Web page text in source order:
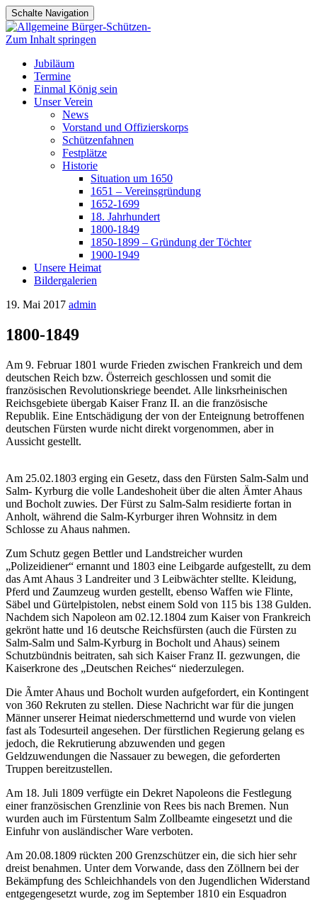
Schalte Navigation
Zum Inhalt springen
Jubiläum
Termine
Einmal König sein
Unser Verein
News
Vorstand und Offizierskorps
Schützenfahnen
Festplätze
Historie
Situation um 1650
1651 – Vereinsgründung
1652-1699
18. Jahrhundert
1800-1849
1850-1899 – Gründung der Töchter
1900-1949
Unsere Heimat
Bildergalerien
19. Mai 2017 admin
1800-1849
Am 9. Februar 1801 wurde Frieden zwischen Frankreich und dem
deutschen Reich bzw. Österreich geschlossen und somit die
französischen Revolutionskriege beendet. Alle linksrheinischen
Reichsgebiete übergab Kaiser Franz II. an die französische
Republik. Eine Entschädigung der von der Enteignung betroffenen
deutschen Fürsten wurde nicht direkt vorgenommen, aber in
Aussicht gestellt.
Am 25.02.1803 erging ein Gesetz, dass den Fürsten Salm-Salm und
Salm- Kyrburg die volle Landeshoheit über die alten Ämter Ahaus
und Bocholt zuwies. Der Fürst zu Salm-Salm residierte fortan in
Anholt, während die Salm-Kyrburger ihren Wohnsitz in dem
Schlosse zu Ahaus nahmen.
Zum Schutz gegen Bettler und Landstreicher wurden
„Polizeidiener“ ernannt und 1803 eine Leibgarde aufgestellt, zu dem
das Amt Ahaus 3 Landreiter und 3 Leibwächter stellte. Kleidung,
Pferd und Zaumzeug wurden gestellt, ebenso Waffen wie Flinte,
Säbel und Gürtelpistolen, nebst einem Sold von 115 bis 138 Gulden.
Nachdem sich Napoleon am 02.12.1804 zum Kaiser von Frankreich
gekrönt hatte und 16 deutsche Reichsfürsten (auch die Fürsten zu
Salm-Salm und Salm-Kyrburg in Bocholt und Ahaus) seinem
Schutzbündnis beitraten, sah sich Kaiser Franz II. gezwungen, die
Kaiserkrone des „Deutschen Reiches“ niederzulegen.
Die Ãmter Ahaus und Bocholt wurden aufgefordert, ein Kontingent
von 360 Rekruten zu stellen. Diese Nachricht war für die jungen
Männer unserer Heimat niederschmetternd und wurde von vielen
fast als Todesurteil angesehen. Der fürstlichen Regierung gelang es
jedoch, die Rekrutierung abzuwenden und gegen
Geldzuwendungen die Nassauer zu bewegen, die geforderten
Truppen bereitzustellen.
Am 18. Juli 1809 verfügte ein Dekret Napoleons die Festlegung
einer französischen Grenzlinie von Rees bis nach Bremen. Nun
wurden auch im Fürstentum Salm Zollbeamte eingesetzt und die
Einfuhr von ausländischer Ware verboten.
Am 20.08.1809 rückten 200 Grenzschützer ein, die sich hier sehr
dreist benahmen. Unter dem Vorwande, dass den Zöllnern bei der
Bekämpfung des Schleichhandels von den Jugendlichen Widerstand
entgegengesetzt wurde, zog im September 1810 ein Esquadron